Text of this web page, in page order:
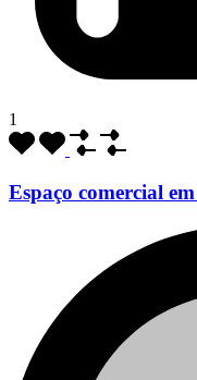
1
Espaço comercial